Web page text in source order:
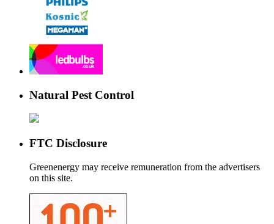
Natural Pest Control
FTC Disclosure
Greenenergy may receive remuneration from the advertisers
on this site.